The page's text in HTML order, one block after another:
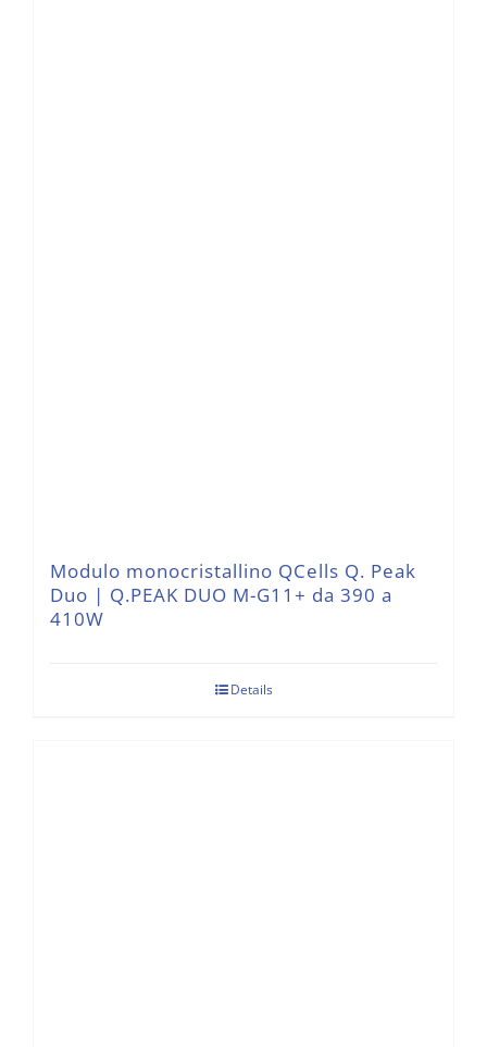
Modulo monocristallino QCells Q. Peak
Duo | Q.PEAK DUO M-G11+ da 390 a
410W
Details